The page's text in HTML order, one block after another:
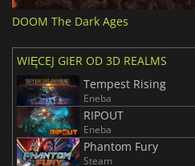
DOOM The Dark Ages
WIĘCEJ GIER OD 3D REALMS
Tempest Rising
Eneba
RIPOUT
Eneba
Phantom Fury
Steam